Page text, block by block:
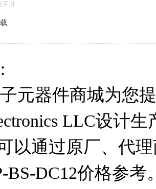
手册
元器件商城为您
LLC设计
以通过原厂、代
BS-DC12价格参考